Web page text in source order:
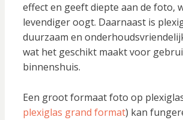
effect en geeft diepte aan de foto,
levendiger oogt. Daarnaast is
duurzaam en
wat het geschikt maakt voor
binnenshuis.
Een groot formaat foto op
plexiglas grand format) kan